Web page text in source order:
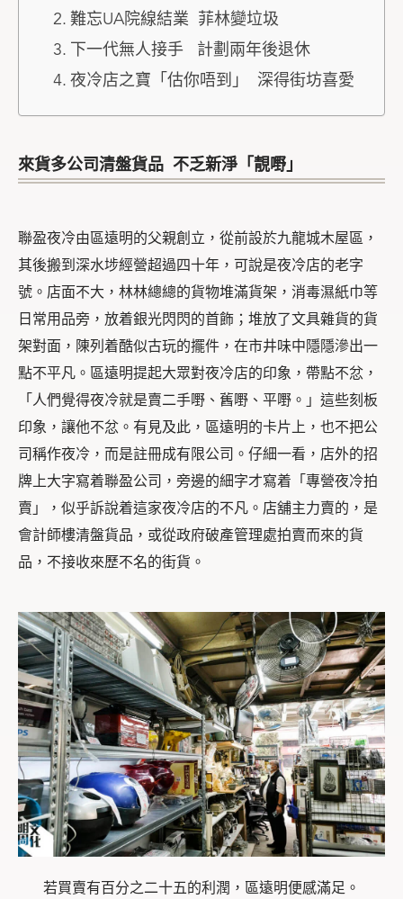
難忘UA院線結業 菲林變垃圾
下一代無人接手 計劃兩年後退休
夜冷店之寶「估你唔到」 深得街坊喜愛
來貨多公司清盤貨品 不乏新淨「靚嘢」
聯盈夜冷由區遠明的父親創立，從前設於九龍城木屋區，
其後搬到深水埗經營超過四十年，可說是夜冷店的老字
號。店面不大，林林總總的貨物堆滿貨架，消毒濕紙巾等
日常用品旁，放着銀光閃閃的首飾；堆放了文具雜貨的貨
架對面，陳列着酷似古玩的擺件，在市井味中隱隱滲出一
點不平凡。區遠明提起大眾對夜冷店的印象，帶點不忿，
「人們覺得夜冷就是賣二手嘢、舊嘢、平嘢。」這些刻板
印象，讓他不忿。有見及此，區遠明的卡片上，也不把公
司稱作夜冷，而是註冊成有限公司。仔細一看，店外的招
牌上大字寫着聯盈公司，旁邊的細字才寫着「專營夜冷拍
賣」，似乎訴說着這家夜冷店的不凡。店舖主力賣的，是
會計師樓清盤貨品，或從政府破產管理處拍賣而來的貨
品，不接收來歷不名的街貨。
若買賣有百分之二十五的利潤，區遠明便感滿足。